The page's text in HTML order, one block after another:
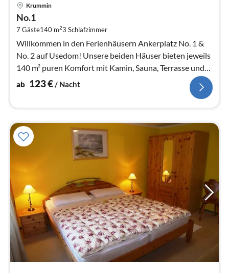
Krummin
No.1
7 Gäste140 m23 Schlafzimmer
Willkommen in den Ferienhäusern Ankerplatz No. 1 &
No. 2 auf Usedom! Unsere beiden Häuser bieten jeweils
140 m² puren Komfort mit Kamin, Sauna, Terrasse und
Garten.
ab 123€/ Nacht